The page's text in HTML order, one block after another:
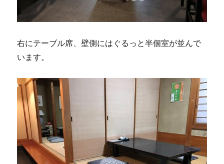
右にテーブル席、壁側にはぐるっと半個室が並んで
います。